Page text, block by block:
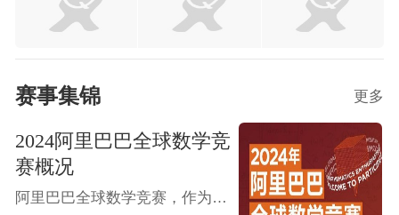
赛事集锦 更多
2024阿里巴巴全球数学竞
赛概况
阿里巴巴全球数学竞赛，作为由阿里巴巴公益基金会和阿里巴巴达摩院共同主办的全球性数学盛会，自2018年启动以来，已迅速成长为全球最大的在线数学竞赛之一。